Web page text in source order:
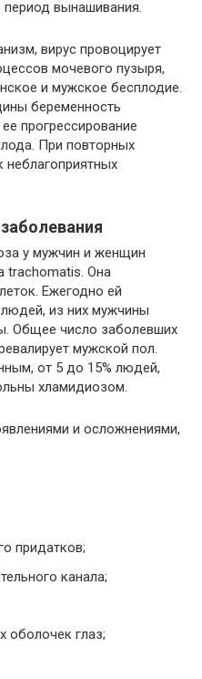
период вынашивания.
вирус провоцирует
мочевого пузыря,
и мужское бесплодие.
беременность
прогрессирование
При повторных
неблагоприятных
у мужчин и женщин
trachomatis. Она
Ежегодно ей
из них мужчины
Общее число заболевших
мужской пол.
от 5 до 15% людей,
хламидиозом.
и осложнениями,
придатков;
канала;
оболочек глаз;